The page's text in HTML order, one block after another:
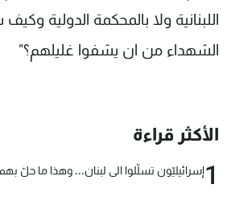
اللبنانية ولا بالمحكمة الدولية
الشهداء من ان يشفوا غليلهم؟"
الأكثر قراءة
1إسرائيليّون تسلّلوا الى لبنان... وهذا ما حلّ بهم